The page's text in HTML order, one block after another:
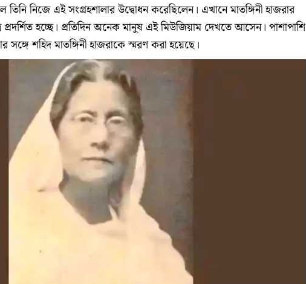
তিনি নিজে এই সংগ্রহশালার উদ্বোধন করেছিলেন। এখানে মাতঙ্গিনী হাজরার
হচ্ছে। প্রতিদিন অনেক মানুষ এই মিউজিয়াম দেখতে আসেন। পাশাপাশি
সঙ্গে শহিদ মাতঙ্গিনী হাজরাকে স্মরণ করা হয়েছে।